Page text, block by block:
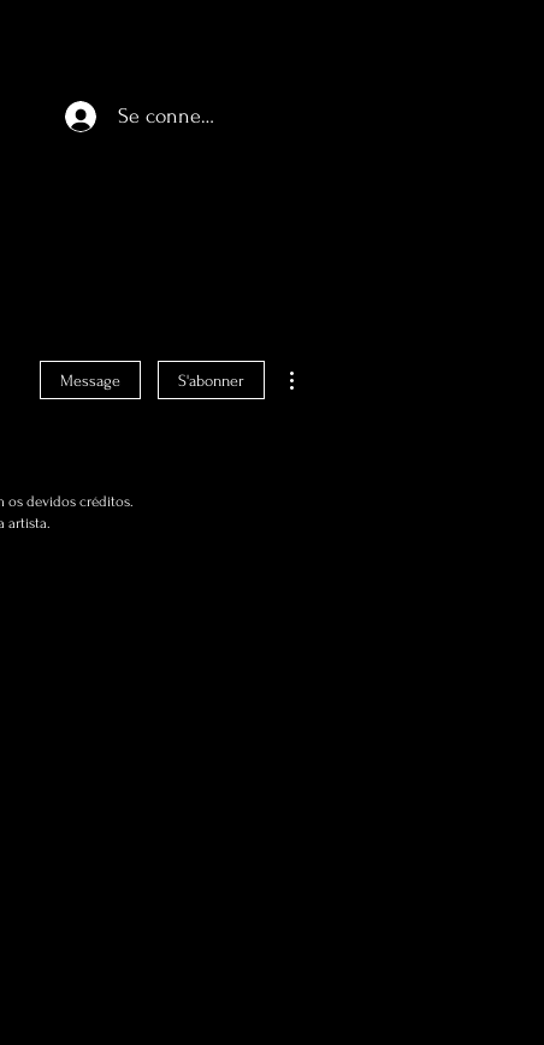
Se connecter
os devidos créditos.
artista.
Message S'abonner